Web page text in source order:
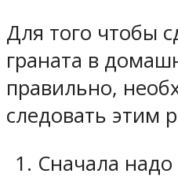
Для того чтобы
граната в
правильно,
следовать этим
Сначала